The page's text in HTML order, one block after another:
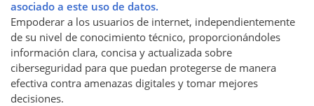
asociado a este uso de datos.
Empoderar a los usuarios de internet, independientemente
de su nivel de conocimiento técnico, proporcionándoles
información clara, concisa y actualizada sobre
ciberseguridad para que puedan protegerse de manera
efectiva contra amenazas digitales y tomar mejores
decisiones.